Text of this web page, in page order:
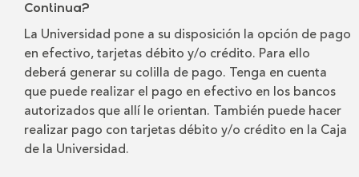
Continua?
La Universidad pone a su disposición la opción de pago
en efectivo, tarjetas débito y/o crédito. Para ello
deberá generar su colilla de pago. Tenga en cuenta
que puede realizar el pago en efectivo en los bancos
autorizados que allí le orientan. También puede hacer
realizar pago con tarjetas débito y/o crédito en la Caja
de la Universidad.